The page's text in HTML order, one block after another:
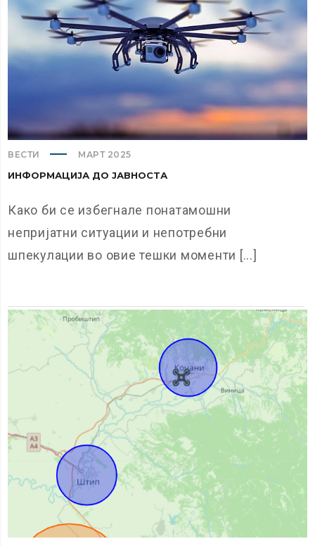
ВЕСТИ МАРТ 2025
ИНФОРМАЦИЈА ДО ЈАВНОСТА
Како би се избегнале понатамошни
непријатни ситуации и непотребни
шпекулации во овие тешки моменти [...]